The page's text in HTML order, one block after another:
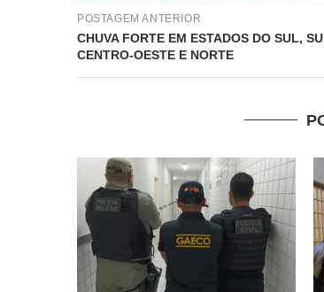
POSTAGEM ANTERIOR
CHUVA FORTE EM ESTADOS DO SUL,
CENTRO-OESTE E NORTE